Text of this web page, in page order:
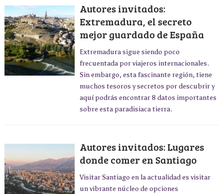
Autores invitados:
Extremadura, el secreto
mejor guardado de España
Extremadura sigue siendo poco
frecuentada por viajeros internacionales.
Sin embargo, esta fascinante región, tiene
muchos tesoros y secretos por descubrir y
aquí podrás encontrar 8 datos importantes
sobre esta paradisiaca tierra.
Autores invitados: Lugares
donde comer en Santiago
Visitar Santiago en la actualidad es visitar
un vibrante núcleo de opciones